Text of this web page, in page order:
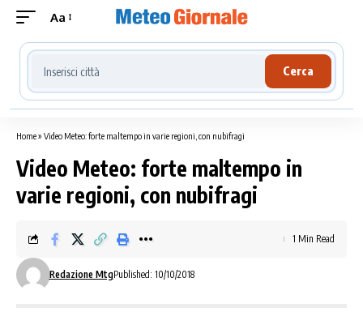
Aa
Cerca località meteo
Cerca
Home» Video Meteo: forte maltempo in varie regioni, con nubifragi
Video Meteo: forte maltempo in
varie regioni, con nubifragi
Redazione MtgPublished: 10/10/2018
1 Min Read